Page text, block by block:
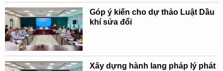
Góp ý kiến cho dự thảo Luật Dầu
khí sửa đổi
Xây dựng hành lang pháp lý phát